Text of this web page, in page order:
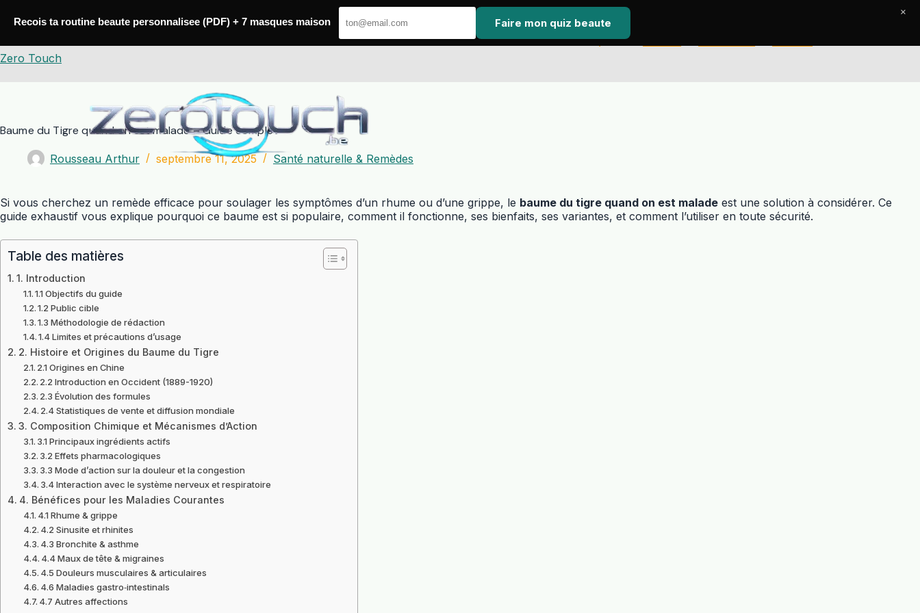
Zero Touch
Baume du Tigre quand on est malade – Guide complet
Rousseau Arthur septembre 11, 2025 Santé naturelle & Remèdes
Si vous cherchez un remède efficace pour soulager les symptômes d’un rhume ou d’une grippe, le baume du tigre quand on est malade est une solution à considérer. Ce
guide exhaustif vous explique pourquoi ce baume est si populaire, comment il fonctionne, ses bienfaits, ses variantes, et comment l’utiliser en toute sécurité.
Table des matières
1. Introduction
1.1 Objectifs du guide
1.2 Public cible
1.3 Méthodologie de rédaction
1.4 Limites et précautions d’usage
2. Histoire et Origines du Baume du Tigre
2.1 Origines en Chine
2.2 Introduction en Occident (1889-1920)
2.3 Évolution des formules
2.4 Statistiques de vente et diffusion mondiale
3. Composition Chimique et Mécanismes d’Action
3.1 Principaux ingrédients actifs
3.2 Effets pharmacologiques
3.3 Mode d’action sur la douleur et la congestion
3.4 Interaction avec le système nerveux et respiratoire
4. Bénéfices pour les Maladies Courantes
4.1 Rhume & grippe
4.2 Sinusite et rhinites
4.3 Bronchite & asthme
4.4 Maux de tête & migraines
4.5 Douleurs musculaires & articulaires
4.6 Maladies gastro‑intestinals
4.7 Autres affections
Recois ta routine beaute personnalisee (PDF) + 7 masques maison Faire mon quiz beaute
×